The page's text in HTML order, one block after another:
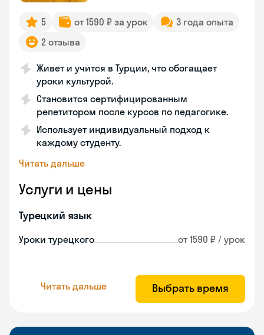
5 от 1590 ₽ за урок
3 года опыта
2 отзыва
Живет и учится в Турции, что обогащает
уроки культурой.
Становится сертифицированным
репетитором после курсов по педагогике.
Использует индивидуальный подход к
каждому студенту.
Читать дальше
Услуги и цены
Турецкий язык
Уроки турецкого от 1590 ₽ / урок
Читать дальше Выбрать время